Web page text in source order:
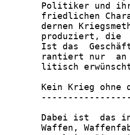
Politiker und
friedlichen
dernen
produziert, die
Ist das
rantiert nur
litisch
Kein Krieg ohne
Dabei ist  das
Waffen,